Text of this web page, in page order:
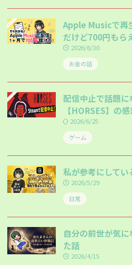
Apple Musicで再
だけど700円もら
2026/6/30
お金の話
配信中止で話題に
【HORSES】の
2026/6/25
ゲーム
私が参考にして
2026/5/29
日常
自分の前世が気
た話
2026/4/15